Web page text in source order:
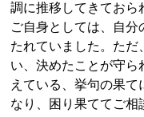
調に推移してきておら
ご自身としては、自
たれていました。ただ
い、決めたことが守ら
えている、挙句の果て
なり、困り果ててご相